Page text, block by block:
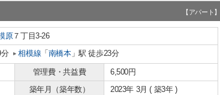
【アパート】
原７丁目3-26
相模線 「 南橋本」駅 徒歩23分
管理費・共益費
6,500円
築年月（築年数）
2023年 3月 ( 築3年 )